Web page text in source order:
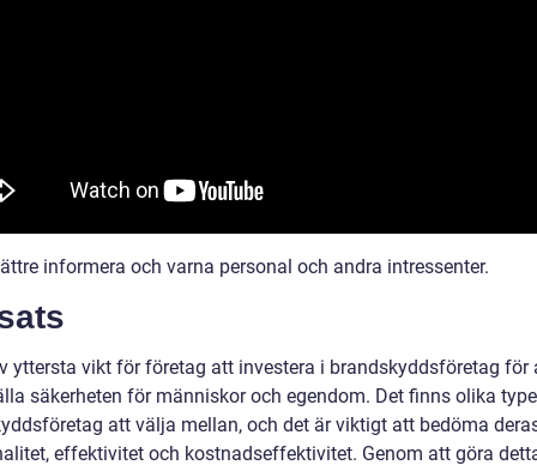
informera och varna personal och andra intressenter.
yttersta vikt för företag att investera i brandskyddsföretag för
säkerheten för människor och egendom. Det finns olika
att välja mellan, och det är viktigt att bedöma
effektivitet och kostnadseffektivitet. Genom att göra